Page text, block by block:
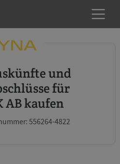
für
AB kaufen
556264-4822